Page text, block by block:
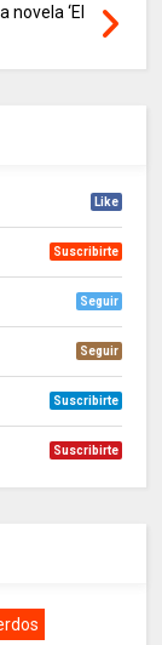
‘El
Like
Suscribirte
Seguir
Seguir
Suscribirte
Suscribirte